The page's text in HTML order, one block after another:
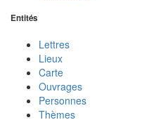
Entités
Lettres
Lieux
Carte
Ouvrages
Personnes
Thèmes